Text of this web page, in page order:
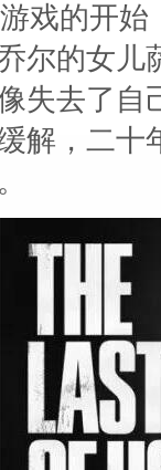
游戏的开始
尔的女儿
失去了自
解，二十